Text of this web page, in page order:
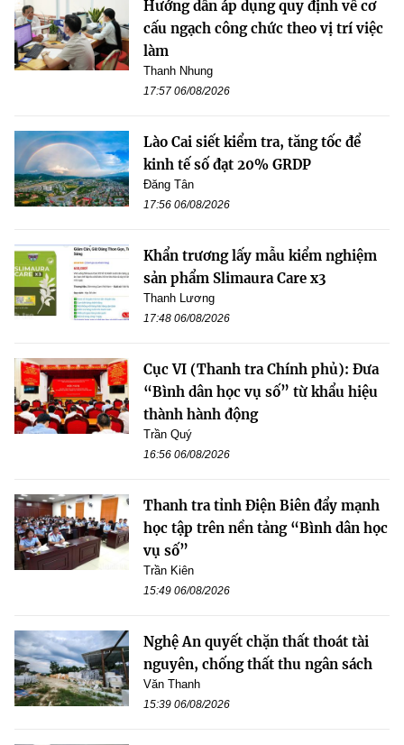
Hướng dẫn áp dụng quy định về cơ
cấu ngạch công chức theo vị trí việc
làm
Thanh Nhung
17:57 06/08/2026
Lào Cai siết kiểm tra, tăng tốc để
kinh tế số đạt 20% GRDP
Đăng Tân
17:56 06/08/2026
Khẩn trương lấy mẫu kiểm nghiệm
sản phẩm Slimaura Care x3
Thanh Lương
17:48 06/08/2026
Cục VI (Thanh tra Chính phủ): Đưa
“Bình dân học vụ số” từ khẩu hiệu
thành hành động
Trần Quý
16:56 06/08/2026
Thanh tra tỉnh Điện Biên đẩy mạnh
học tập trên nền tảng “Bình dân học
vụ số”
Trần Kiên
15:49 06/08/2026
Nghệ An quyết chặn thất thoát tài
nguyên, chống thất thu ngân sách
Văn Thanh
15:39 06/08/2026